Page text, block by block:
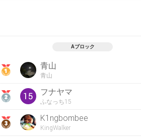
Aブロック
青山
青山
フナヤマ
ふなっち15
K1ngbombee
KingWalker